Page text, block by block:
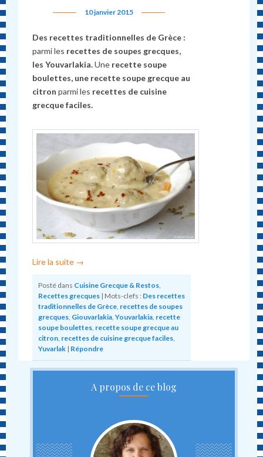
10 janvier 2015
Des recettes traditionnelles de Grèce :
parmi les recettes de soupes grecques,
les Youvarlakia.Une recette soupe
boulettes, une recette soupe grecque au
citronparmi les recettes de cuisine
grecque faciles.
Lire la suite →
Posté dans Cuisine Grecque & Restos,
Recettes grecques | Mots-clefs : Des recettes
traditionnelles de Grèce, recettes de soupes
grecques, Giouvarlakia,Youvarlakia, recette
soupe boulettes, recette soupe grecque au
citron, recettes de cuisine grecque faciles,
Yuvarlak | Répondre
A propos de ce blog